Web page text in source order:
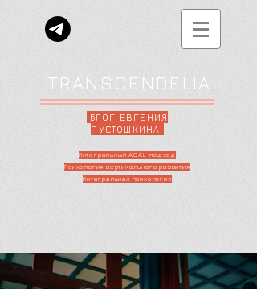
TRANSCENDELIA
БЛОГ ЕВГЕНИЯ
ПУСТОШКИНА
Интегральный AQAL-подход
Психология вертикального развития
Интегральная психология